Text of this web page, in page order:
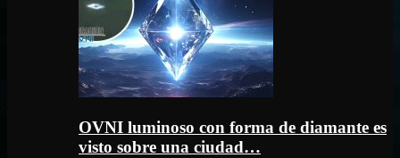
OVNI luminoso con forma de diamante es
visto sobre una ciudad…